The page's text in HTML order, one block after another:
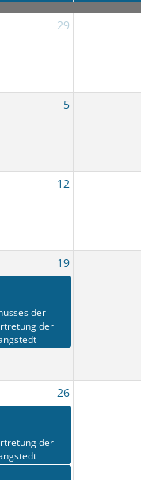
29
5
12
19
der
der
26
der